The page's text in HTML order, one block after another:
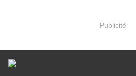
Publicité